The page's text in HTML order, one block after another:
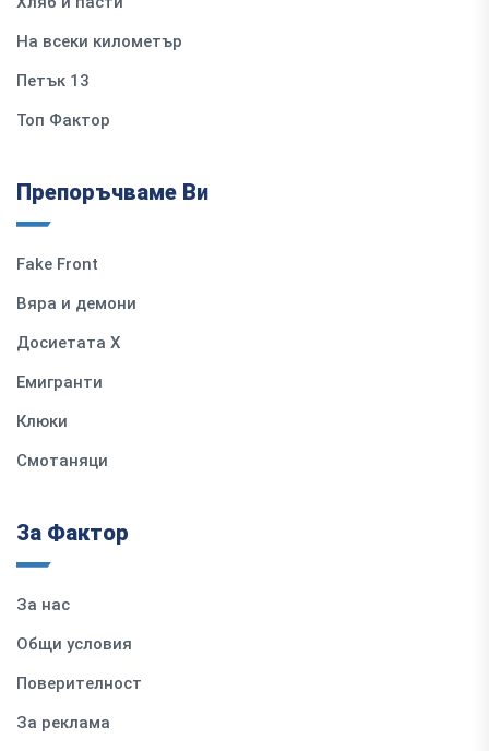
На всеки километър
Петък 13
Топ Фактор
Препоръчваме Ви
Fake Front
Вяра и демони
Досиетата Х
Емигранти
Клюки
Смотаняци
За Фактор
За нас
Общи условия
Поверителност
За реклама